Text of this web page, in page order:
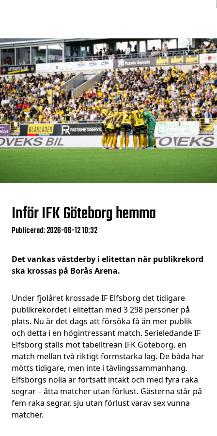
Inför IFK Göteborg hemma
Publicerad: 2026-06-12 10:32
Det vankas västderby i elitettan när publikrekord
ska krossas på Borås Arena.
Under fjolåret krossade IF Elfsborg det tidigare
publikrekordet i elitettan med 3 298 personer på
plats. Nu är det dags att försöka få än mer publik
och detta i en högintressant match. Serieledande IF
Elfsborg ställs mot tabelltrean IFK Göteborg, en
match mellan två riktigt formstarka lag. De båda har
mötts tidigare, men inte i tävlingssammanhang.
Elfsborgs nolla är fortsatt intakt och med fyra raka
segrar – åtta matcher utan förlust. Gästerna står på
fem raka segrar, sju utan förlust varav sex vunna
matcher.